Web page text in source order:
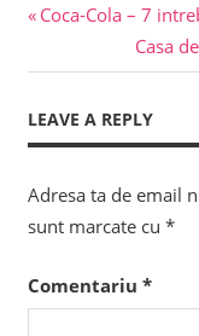
Navigare
în
articole
Previous
Coca-Cola – 7
Next
Post:
Casa
LEAVE A REPLY
Adresa ta de email
sunt marcate cu *
Comentariu *